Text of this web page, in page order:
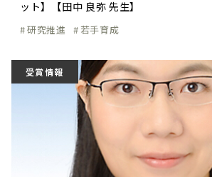
ット】【田中 良弥 先生】
研究推進 若手育成
受賞情報